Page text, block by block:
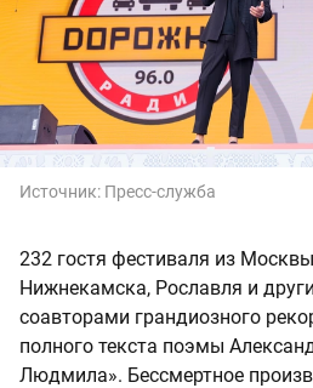
Источник: Пресс-служба
232 гостя фестиваля из
Нижнекамска, Рославля и
соавторами грандиозного
полного текста поэмы
Людмила». Бессмертное